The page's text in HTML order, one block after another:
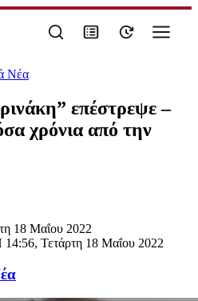
Νέα
επέστρεψε –
χρόνια από την
18 Μαΐου 2022
14:56, Τετάρτη 18 Μαΐου 2022